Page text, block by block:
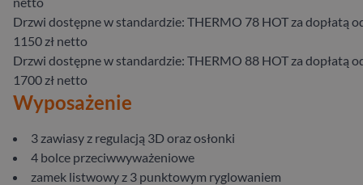
Drzwi dostępne w standardzie: THERMO 78 HOT za dopłatą
1150 zł netto
Drzwi dostępne w standardzie: THERMO 88 HOT za dopłatą
1700 zł netto
Wyposażenie
3 zawiasy z regulacją 3D oraz osłonki
4 bolce przeciwwyważeniowe
zamek listwowy z 3 punktowym ryglowaniem